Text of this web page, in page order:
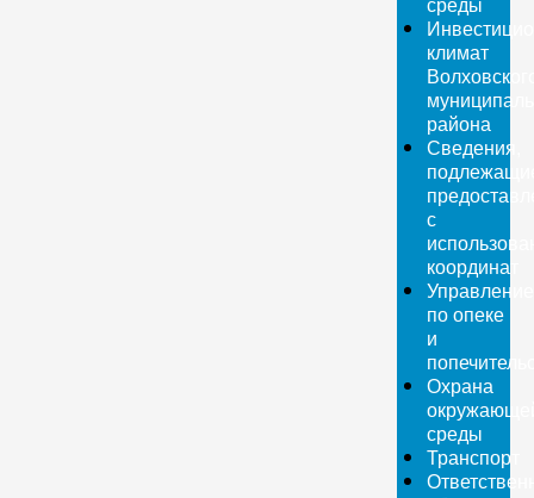
климат
района
Сведения,
с
координат
Управление
по опеке
и
Охрана
среды
Транспорт